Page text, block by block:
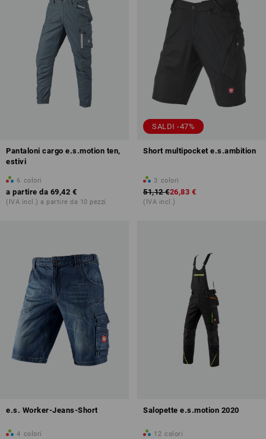
Pantaloni cargo e.s.motion ten,
estivi
6 colori
a partire da 69,42 €
(IVA incl.) a partire da 10 pezzi
SALDI -47%
Short multipocket e.s.ambition
3 colori
51,12 €26,83 €
(IVA incl.)
e.s. Worker-Jeans-Short
4 colori
Salopette e.s.motion 2020
12 colori